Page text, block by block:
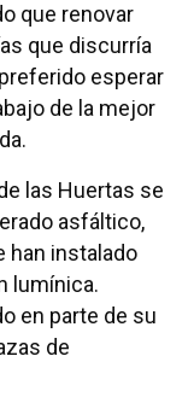
que renovar
que discurría
esperar
de la mejor
las Huertas se
asfáltico,
han instalado
lumínica.
en parte de su
de